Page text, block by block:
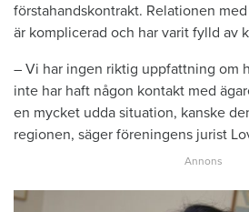
förstahandskontrakt. Relationen
är komplicerad och har varit fylld av
– Vi har ingen riktig uppfattning om
inte har haft någon kontakt med
en mycket udda situation, kanske
regionen, säger föreningens jurist